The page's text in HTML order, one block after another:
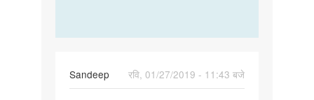
Sandeep
रवि, 01/27/2019 - 11:43 बजे